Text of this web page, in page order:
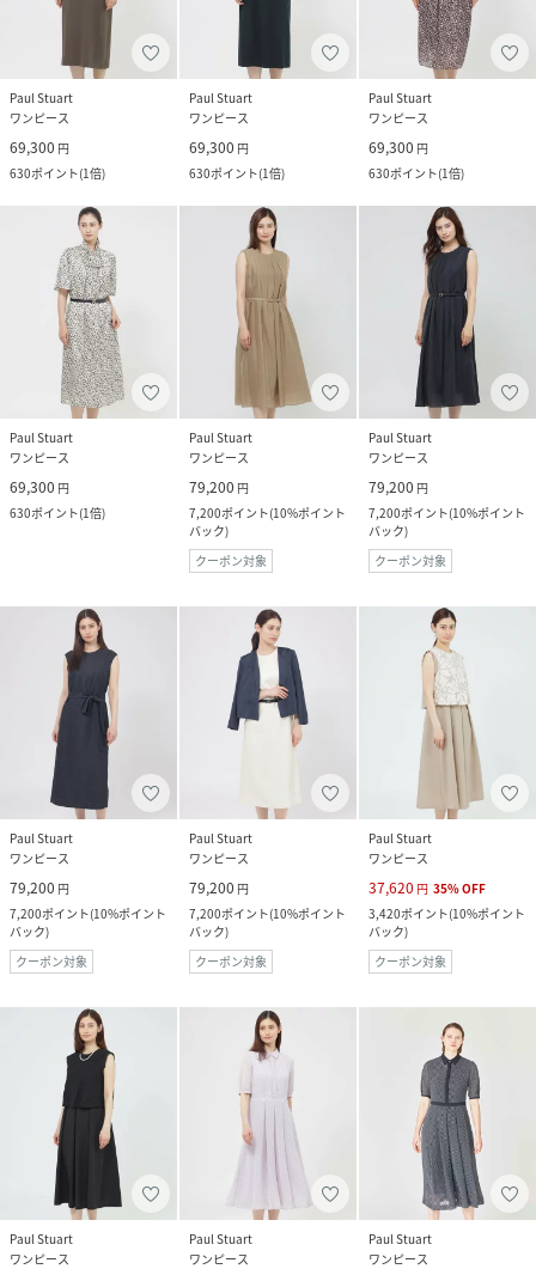
Paul Stuart
ワンピース
69,300 円
630ポイント(1倍)
Paul Stuart
ワンピース
69,300 円
630ポイント(1倍)
Paul Stuart
ワンピース
69,300 円
630ポイント(1倍)
Paul Stuart
ワンピース
69,300 円
630ポイント(1倍)
Paul Stuart
ワンピース
79,200 円
7,200ポイント(10%ポイント
バック)
クーポン対象
Paul Stuart
ワンピース
79,200 円
7,200ポイント(10%ポイント
バック)
クーポン対象
Paul Stuart
ワンピース
79,200 円
7,200ポイント(10%ポイント
バック)
クーポン対象
Paul Stuart
ワンピース
79,200 円
7,200ポイント(10%ポイント
バック)
クーポン対象
Paul Stuart
ワンピース
37,620 円 35%OFF
3,420ポイント(10%ポイント
バック)
クーポン対象
Paul Stuart
ワンピース
Paul Stuart
ワンピース
Paul Stuart
ワンピース